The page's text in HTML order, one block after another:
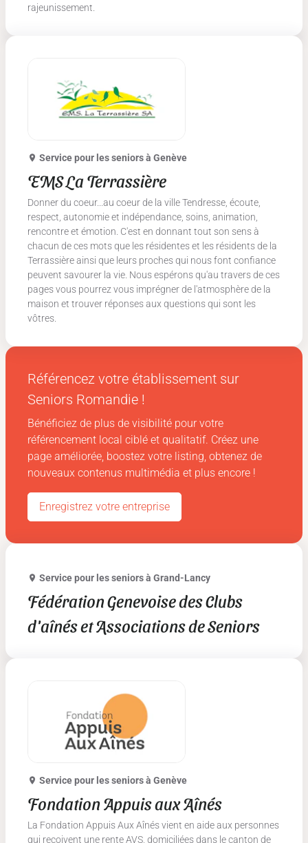
rajeunissement.
Service pour les seniorsà Genève
EMS La Terrassière
Donner du coeur...au coeur de la ville Tendresse, écoute,
respect, autonomie et indépendance, soins, animation,
rencontre et émotion. C'est en donnant tout son sens à
chacun de ces mots que les résidentes et les résidents de la
Terrassière ainsi que leurs proches qui nous font confiance
peuvent savourer la vie. Nous espérons qu'au travers de ces
pages vous pourrez vous imprégner de l'atmosphère de la
maison et trouver réponses aux questions qui sont les
vôtres.
Référencez votre établissement sur
Seniors Romandie !
Bénéficiez de plus de visibilité pour votre
référencement local ciblé et qualitatif. Créez une
page améliorée, boostez votre listing, obtenez de
nouveaux contenus multimédia et plus encore !
Enregistrez votre entreprise
Service pour les seniorsà Grand-Lancy
Fédération Genevoise des Clubs
d'aînés et Associations de Seniors
Service pour les seniorsà Genève
Fondation Appuis aux Aînés
La Fondation Appuis Aux Aînés vient en aide aux personnes
qui reçoivent une rente AVS, domiciliées dans le canton de